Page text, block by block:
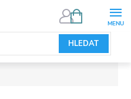
HLEDAT
NÁKUPNÍ